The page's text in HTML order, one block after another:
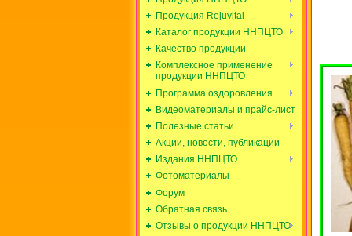
Продукция Rejuvital
Каталог продукции ННПЦТО
Качество продукции
Комплексное применение
продукции ННПЦТО
Программа оздоровления
Видеоматериалы и прайс-лист
Полезные статьи
Акции, новости, публикации
Издания ННПЦТО
Фотоматериалы
Форум
Обратная связь
Отзывы о продукции ННПЦТО